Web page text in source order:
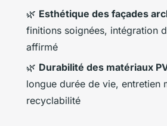
🌿 Esthétique des façades
finitions soignées, intégration
affirmé
🌿 Durabilité des matériaux
longue durée de vie, entretien
recyclabilité